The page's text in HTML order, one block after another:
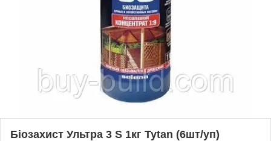
Біозахист Ультра 3 S 1кг Tytan (6шт/уп)